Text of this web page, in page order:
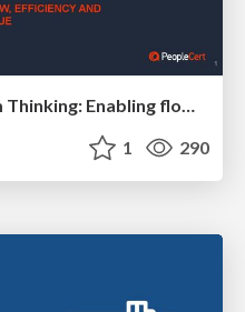
1 290